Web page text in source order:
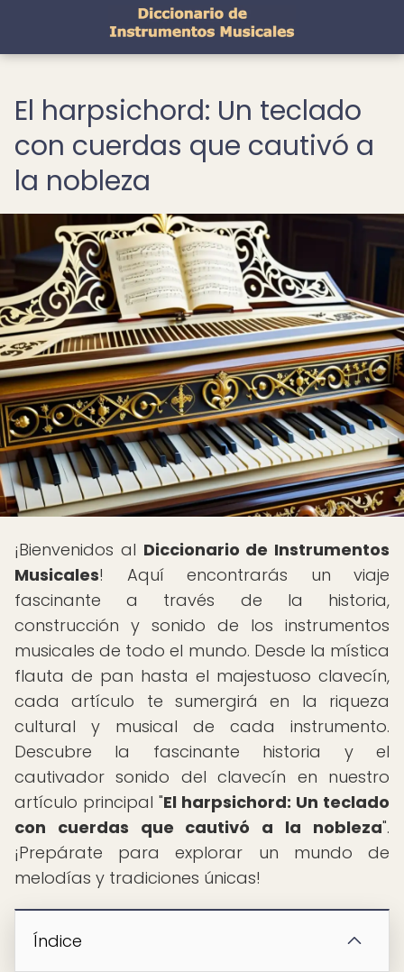
El harpsichord: Un teclado
con cuerdas que cautivó a
la nobleza
¡Bienvenidos al Diccionario de Instrumentos
Musicales! Aquí encontrarás un viaje
fascinante a través de la historia,
construcción y sonido de los instrumentos
musicales de todo el mundo. Desde la mística
flauta de pan hasta el majestuoso clavecín,
cada artículo te sumergirá en la riqueza
cultural y musical de cada instrumento.
Descubre la fascinante historia y el
cautivador sonido del clavecín en nuestro
artículo principal "El harpsichord: Un teclado
con cuerdas que cautivó a la nobleza".
¡Prepárate para explorar un mundo de
melodías y tradiciones únicas!
Índice